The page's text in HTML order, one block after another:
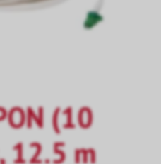
(10
12.5 m